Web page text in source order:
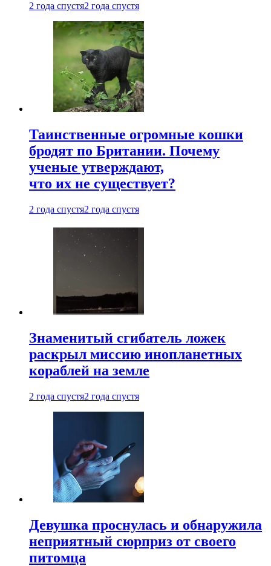
2 года спустя2 года спустя
Таинственные огромные кошки
бродят по Британии. Почему
ученые утверждают,
что их не существует?
2 года спустя2 года спустя
Знаменитый сгибатель ложек
раскрыл миссию инопланетных
кораблей на земле
2 года спустя2 года спустя
Девушка проснулась и обнаружила
неприятный сюрприз от своего
питомца